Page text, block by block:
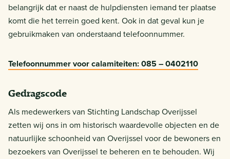
belangrijk dat er naast de hulpdiensten iemand ter plaatse
komt die het terrein goed kent. Ook in dat geval kun je
gebruikmaken van onderstaand telefoonnummer.
Telefoonnummer voor calamiteiten: 085 – 0402110
Gedragscode
Als medewerkers van Stichting Landschap Overijssel
zetten wij ons in om historisch waardevolle objecten en de
natuurlijke schoonheid van Overijssel voor de bewoners en
bezoekers van Overijssel te beheren en te behouden. Wij